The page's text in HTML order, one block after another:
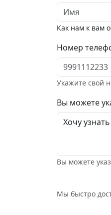
Как нам к вам
Номер
Укажите свой
Вы можете
Вы можете
Мы быстро